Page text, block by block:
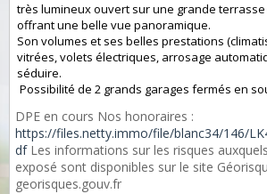
très lumineux ouvert sur une grande terrasse
offrant une belle vue panoramique.
Son volumes et ses belles prestations
vitrées, volets électriques, arrosage
séduire.
Possibilité de 2 grands garages fermés en
DPE en cours Nos honoraires :
https://files.netty.immo/file/blanc34/146/
dfLes informations sur les risques
exposé sont disponibles sur le site
georisques.gouv.fr